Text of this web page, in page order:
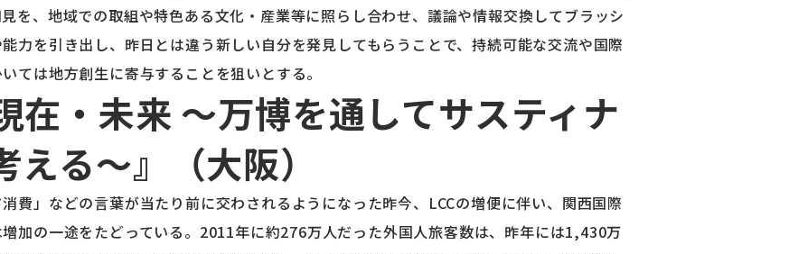
を、地域での取組や特色ある文化・産業等に照らし合わせ、議論や情報交換してブラッシ
力を引き出し、昨日とは違う新しい自分を発見してもらうことで、持続可能な交流や国際
ては地方創生に寄与することを狙いとする。
在・未来 ～万博を通してサスティナ
る～』（大阪）
費」などの言葉が当たり前に交わされるようになった昨今、LCCの増便に伴い、関西国際
加の一途をたどっている。2011年に約276万人だった外国人旅客数は、昨年には1,430万